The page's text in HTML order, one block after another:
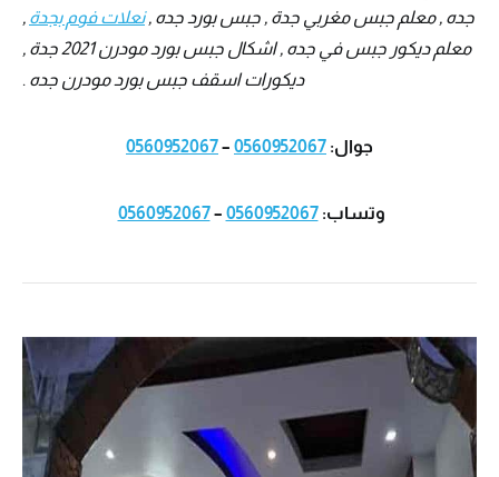
جده , معلم جبس مغربي جدة , جبس بورد جده ,نعلات فوم بجدة ,
معلم ديكور جبس في جده , اشكال جبس بورد مودرن 2021 جدة ,
ديكورات اسقف جبس بورد مودرن جده .
جوال: 0560952067
–
0560952067
وتساب:0560952067
–
0560952067